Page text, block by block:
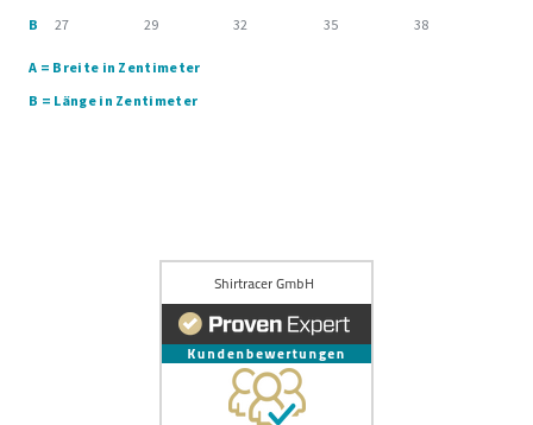
B
27 29 32 35 38
A = Breite in Zentimeter
B = Länge in Zentimeter